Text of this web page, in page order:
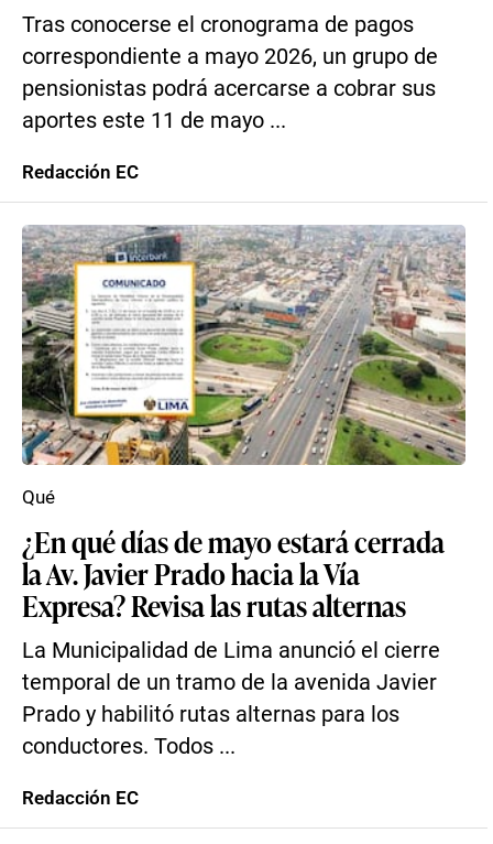
Tras conocerse el cronograma de pagos
correspondiente a mayo 2026, un grupo de
pensionistas podrá acercarse a cobrar sus
aportes este 11 de mayo ...
Redacción EC
¿En qué días de mayo estará cerrada
la Av. Javier Prado hacia la Vía
Expresa? Revisa las rutas alternas
La Municipalidad de Lima anunció el cierre
temporal de un tramo de la avenida Javier
Prado y habilitó rutas alternas para los
conductores. Todos ...
Qué
Redacción EC